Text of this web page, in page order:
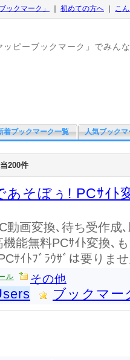
ックマーク」 初めての方へ
こ
ピーブックマーク」でみん
着ブックマーク一覧 人気ブックマ
200件
あそぼぅ! PCｻｲﾄ
動画変換､待ち受作成
能無料PCｻｲﾄ変換､
ｻｲﾄﾌﾞﾗｳｻﾞは要りま
ル その他
ブックマー